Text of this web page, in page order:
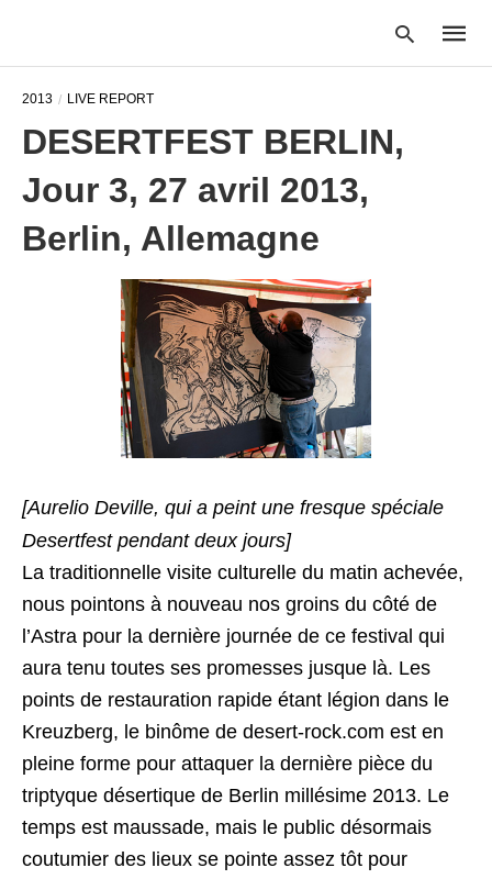
2013 LIVE REPORT
DESERTFEST BERLIN,
Jour 3, 27 avril 2013,
Berlin, Allemagne
[Aurelio Deville, qui a peint une fresque spéciale
Desertfest pendant deux jours]
La traditionnelle visite culturelle du matin achevée,
nous pointons à nouveau nos groins du côté de
l’Astra pour la dernière journée de ce festival qui
aura tenu toutes ses promesses jusque là. Les
points de restauration rapide étant légion dans le
Kreuzberg, le binôme de desert-rock.com est en
pleine forme pour attaquer la dernière pièce du
triptyque désertique de Berlin millésime 2013. Le
temps est maussade, mais le public désormais
coutumier des lieux se pointe assez tôt pour